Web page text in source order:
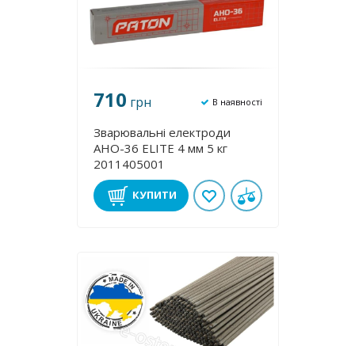
710 грн В наявності
Зварювальні електроди
АНО-36 ЕLІТE 4 мм 5 кг
2011405001
КУПИТИ